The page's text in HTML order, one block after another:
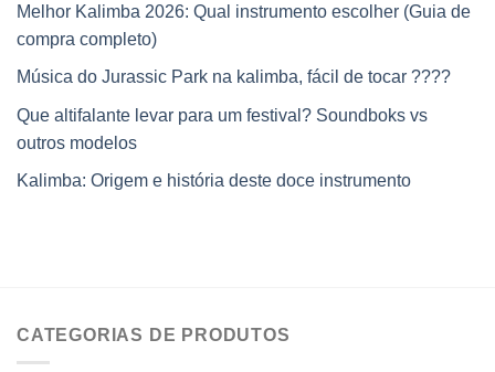
Melhor Kalimba 2026: Qual instrumento escolher (Guia de
compra completo)
Música do Jurassic Park na kalimba, fácil de tocar ????
Que altifalante levar para um festival? Soundboks vs
outros modelos
Kalimba: Origem e história deste doce instrumento
CATEGORIAS DE PRODUTOS